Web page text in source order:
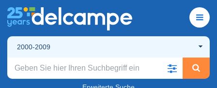
2000-2009